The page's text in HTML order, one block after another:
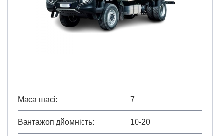
Маса шасі 7
Вантажопідйомність 10-20